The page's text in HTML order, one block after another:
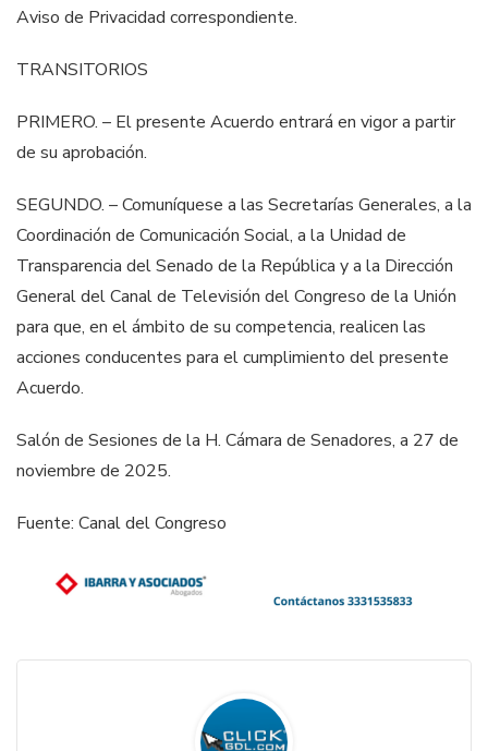
Aviso de Privacidad correspondiente.
TRANSITORIOS
PRIMERO. –El presente Acuerdo entrará en vigor a partir
de su aprobación.
SEGUNDO. –Comuníquese a las Secretarías Generales, a la
Coordinación de Comunicación Social, a la Unidad de
Transparencia del Senado de la República y a la Dirección
General del Canal de Televisión del Congreso de la Unión
para que, en el ámbito de su competencia, realicen las
acciones conducentes para el cumplimiento del presente
Acuerdo.
Salón de Sesiones de la H. Cámara de Senadores, a 27 de
noviembre de 2025.
Fuente: Canal del Congreso